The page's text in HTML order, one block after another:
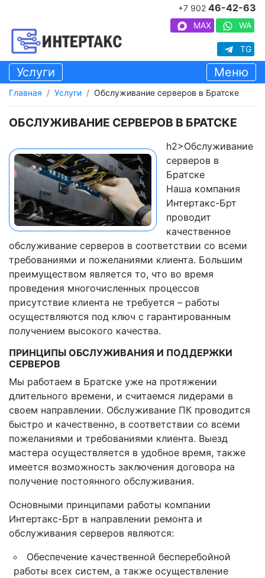
+7 902 46-42-63
MAX WA
TG
Услуги Меню
Главная Услуги Обслуживание серверов в Братске
ОБСЛУЖИВАНИЕ СЕРВЕРОВ В БРАТСКЕ
h2>Обслуживание
серверов в
Братске
Наша компания
Интертакс-Брт
проводит
качественное
обслуживание серверов в соответствии со всеми
требованиями и пожеланиями клиента. Большим
преимуществом является то, что во время
проведения многочисленных процессов
присутствие клиента не требуется – работы
осуществляются под ключ с гарантированным
получением высокого качества.
ПРИНЦИПЫ ОБСЛУЖИВАНИЯ И ПОДДЕРЖКИ
СЕРВЕРОВ
Мы работаем в Братске уже на протяжении
длительного времени, и считаемся лидерами в
своем направлении. Обслуживание ПК проводится
быстро и качественно, в соответствии со всеми
пожеланиями и требованиями клиента. Выезд
мастера осуществляется в удобное время, также
имеется возможность заключения договора на
получение постоянного обслуживания.
Основными принципами работы компании
Интертакс-Брт в направлении ремонта и
обслуживания серверов являются:
Обеспечение качественной бесперебойной
работы всех систем, а также осуществление